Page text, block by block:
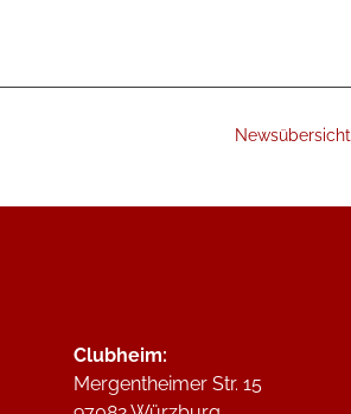
Newsübersicht
Clubheim:
Mergentheimer Str. 15